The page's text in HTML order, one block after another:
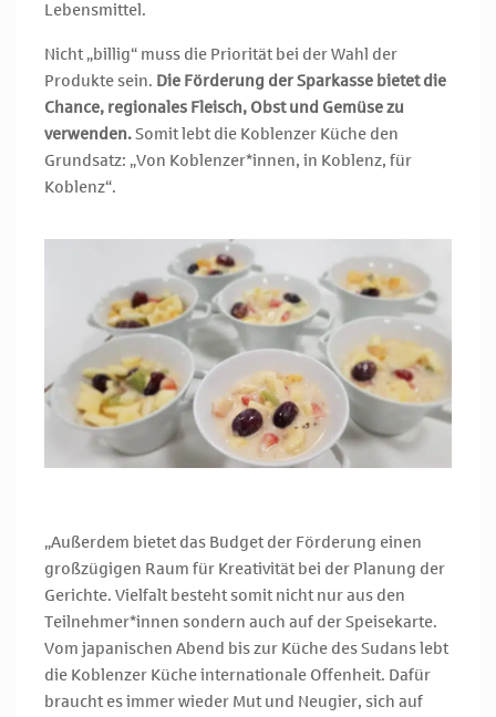
Lebensmittel.
Nicht „billig“ muss die Priorität bei der Wahl der
Produkte sein. Die Förderung der Sparkasse bietet die
Chance, regionales Fleisch, Obst und Gemüse zu
verwenden.Somit lebt die Koblenzer Küche den
Grundsatz: „Von Koblenzer*innen, in Koblenz, für
Koblenz“.
„Außerdem bietet das Budget der Förderung einen
großzügigen Raum für Kreativität bei der Planung der
Gerichte. Vielfalt besteht somit nicht nur aus den
Teilnehmer*innen sondern auch auf der Speisekarte.
Vom japanischen Abend bis zur Küche des Sudans lebt
die Koblenzer Küche internationale Offenheit. Dafür
braucht es immer wieder Mut und Neugier, sich auf